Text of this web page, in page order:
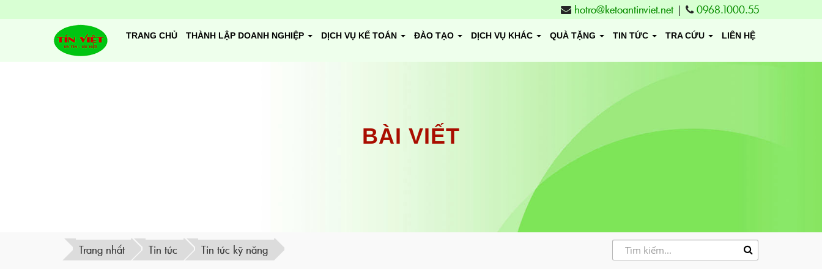
hotro@ketoantinviet.net | 0968.1000.55
TRANG CHỦ THÀNH LẬP DOANH NGHIỆP DỊCH VỤ KẾ TOÁN ĐÀO TẠO DỊCH VỤ KHÁC QUÀ TẶNG TIN TỨC TRA CỨU LIÊN HỆ
BÀI VIẾT
Trang nhất Tin tức Tin tức kỹ năng